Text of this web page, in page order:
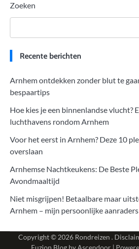
Zoeken
Recente berichten
Arnhem ontdekken zonder blut te
bespaartips
Hoe kies je een binnenlandse vlucht?
luchthavens rondom Arnhem
Voor het eerst in Arnhem? Deze 10
overslaan
Arnhemse Nachtkeukens: De Beste
Avondmaaltijd
Niet misgrijpen! Betaalbare maar
Arnhem – mijn persoonlijke aanraders
Copyright © 2026 Rondreizen .
Fuzion Blog by Ascendoor |